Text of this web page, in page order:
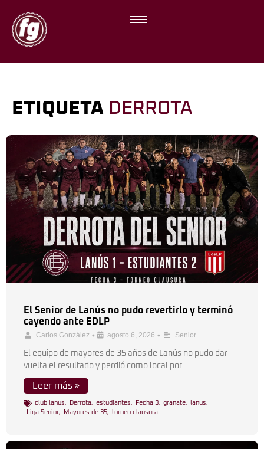
ETIQUETA DERROTA
El Senior de Lanús no pudo revertirlo y terminó
cayendo ante EDLP
Carlos González • agosto 6, 2026 • Senior
El equipo de mayores de 35 años de Lanús no pudo dar
vuelta el resultado y perdió como local por
Leer más »
club lanus, Derrota, estudiantes, Fecha 3, granate, lanus,
Liga Senior, Mayores de 35, torneo clausura